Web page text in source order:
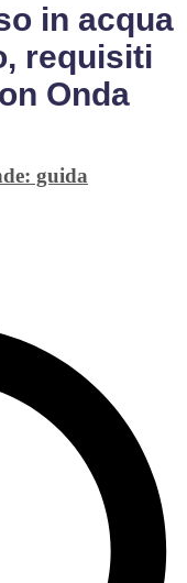
guida
in acqua
requisiti
Onda